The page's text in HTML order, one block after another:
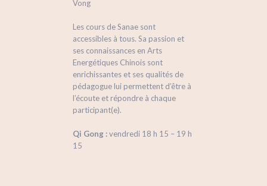
Vong
Les cours de Sanae sont
accessibles à tous. Sa passion et
ses connaissances en Arts
Energétiques Chinois sont
enrichissantes et ses qualités de
pédagogue lui permettent d’être à
l’écoute et répondre à chaque
participant(e).
Qi Gong :vendredi 18 h 15 – 19 h
15